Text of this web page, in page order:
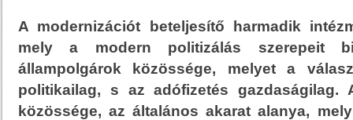
A modernizációt beteljesítő harmadik
mely a modern politizálás szerepeit
állampolgárok közössége, melyet a
politikailag, s az adófizetés gazdaságilag.
közössége, az általános akarat alanya,